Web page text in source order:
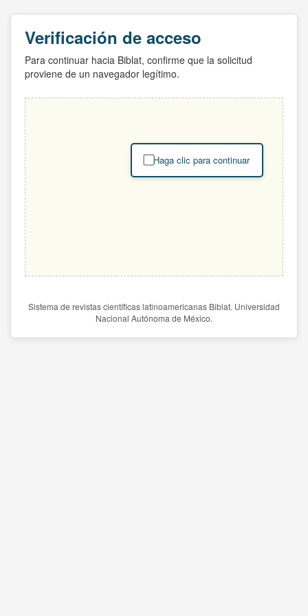
Verificación de acceso
Para continuar hacia Biblat, confirme que la solicitud
proviene de un navegador legítimo.
Haga clic para continuar
Sistema de revistas científicas latinoamericanas Biblat. Universidad
Nacional Autónoma de México.